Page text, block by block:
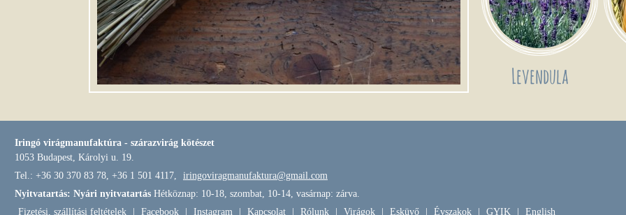
Levendula
Iringó virágmanufaktúra - szárazvirág kötészet
1053 Budapest, Károlyi u. 19.
Tel.: +36 30 370 83 78, +36 1 501 4117,
iringoviragmanufaktura@gmail.com
Nyitvatartás: Nyári nyitvatartás Hétköznap: 10-18, szombat, 10-14, vasárnap: zárva.
Fizetési, szállítási feltételek
Facebook Instagram Kapcsolat Rólunk Virágok Esküvő Évszakok GYIK English